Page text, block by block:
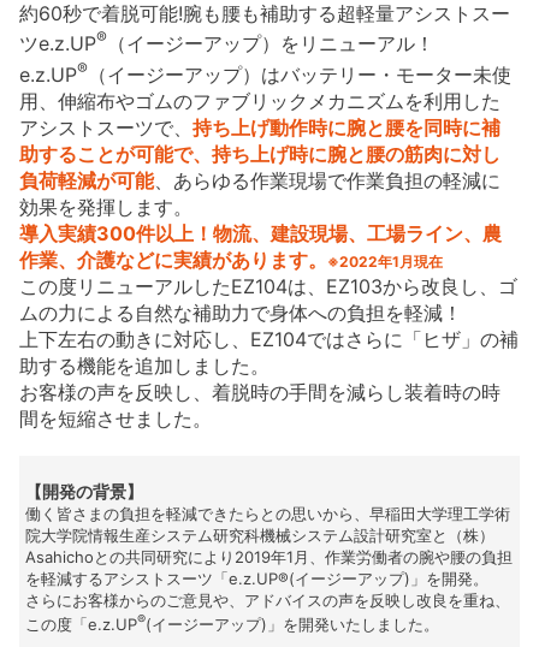
約60秒で着脱可能!腕も腰も補助する超軽量アシストスー
ツe.z.UP®
（イージーアップ）をリニューアル！
e.z.UP®
（イージーアップ）はバッテリー・モーター未使
用、伸縮布やゴムのファブリックメカニズムを利用した
アシストスーツで、持ち上げ動作時に腕と腰を同時に補
助することが可能で、持ち上げ時に腕と腰の筋肉に対し
負荷軽減が可能、あらゆる作業現場で作業負担の軽減に
効果を発揮します。
導入実績300件以上！物流、建設現場、工場ライン、農
作業、介護などに実績があります。
※2022年1月現在
この度リニューアルしたEZ104は、EZ103から改良し、ゴ
ムの力による自然な補助力で身体への負担を軽減！
上下左右の動きに対応し、EZ104ではさらに「ヒザ」の補
助する機能を追加しました。
お客様の声を反映し、着脱時の手間を減らし装着時の時
間を短縮させました。
【開発の背景】
働く皆さまの負担を軽減できたらとの思いから、早稲田大学理工学術
院大学院情報生産システム研究科機械システム設計研究室と（株）
Asahichoとの共同研究により2019年1月、作業労働者の腕や腰の負担
を軽減するアシストスーツ「e.z.UP®(イージーアップ)」を開発。
さらにお客様からのご意見や、アドバイスの声を反映し改良を重ね、
この度「e.z.UP®(イージーアップ)」を開発いたしました。